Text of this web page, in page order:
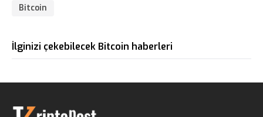
Bitcoin
İlginizi çekebilecek Bitcoin haberleri